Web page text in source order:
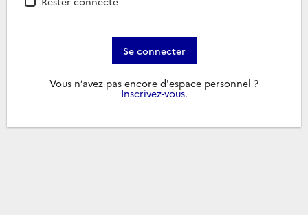
Se connecter
Vous n’avez pas encore d'espace personnel ?
Inscrivez-vous.